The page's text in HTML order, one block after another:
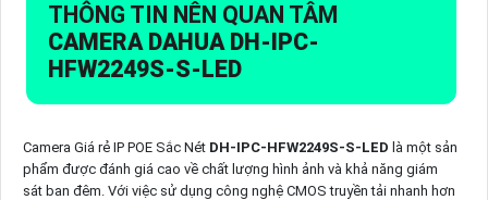
THÔNG TIN NÊN QUAN TÂM
CAMERA DAHUA DH-IPC-
HFW2249S-S-LED
Camera Giá rẻ IP POE Sắc Nét DH-IPC-HFW2249S-S-LED là một sản
phẩm được đánh giá cao về chất lượng hình ảnh và khả năng giám
sát ban đêm. Với việc sử dụng công nghệ CMOS truyền tải nhanh hơn